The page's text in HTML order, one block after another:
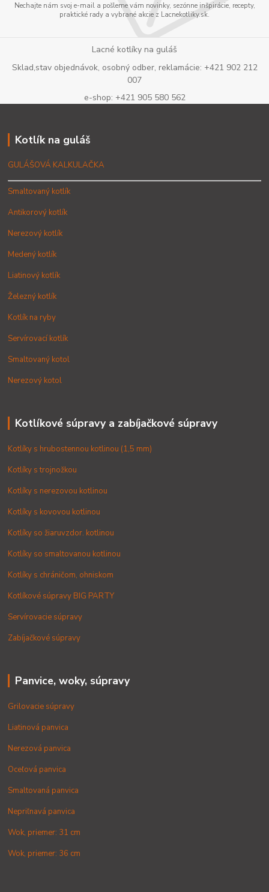
Nechajte nám svoj e-mail a pošleme vám novinky, sezónne inšpirácie, recepty,
praktické rady a vybrané akcie z Lacnekotliky.sk.
Lacné kotlíky na guláš
Sklad,stav objednávok, osobný odber, reklamácie: +421 902 212
007
e-shop: +421 905 580 562
Kotlík na guláš
GULÁŠOVÁ KALKULAČKA
Smaltovaný kotlík
Antikorový kotlík
Nerezový kotlík
Medený kotlík
Liatinový kotlík
Železný kotlík
Kotlík na ryby
Servírovací kotlík
Smaltovaný kotol
Nerezový kotol
Kotlíkové súpravy a zabíjačkové súpravy
Kotlíky s hrubostennou kotlinou (1,5 mm)
Kotlíky s trojnožkou
Kotlíky s nerezovou kotlinou
Kotlíky s kovovou kotlinou
Kotlíky so žiaruvzdor. kotlinou
Kotlíky so smaltovanou kotlinou
Kotlíky s chráničom, ohniskom
Kotlíkové súpravy BIG PARTY
Servírovacie súpravy
Zabíjačkové súpravy
Panvice, woky, súpravy
Grilovacie súpravy
Liatinová panvica
Nerezová panvica
Oceľová panvica
Smaltovaná panvica
Nepriľnavá panvica
Wok, priemer: 31 cm
Wok, priemer: 36 cm